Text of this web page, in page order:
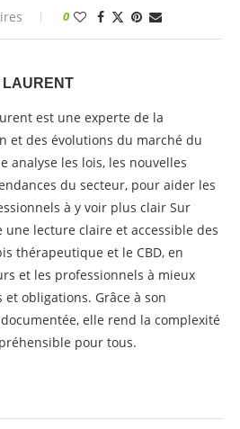
0
LAURENT
est une experte de la
et des évolutions du marché du
analyse les lois, les nouvelles
du secteur, pour aider les
à y voir plus clair Sur
une lecture claire et accessible des
thérapeutique et le CBD, en
et les professionnels à mieux
obligations. Grâce à son
elle rend la complexité
pour tous.